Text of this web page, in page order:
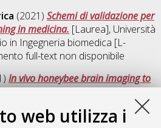
web utilizza i
(2021)Schemi di validazione per
in medicina. [Laurea], Università
in Ingegneria biomedica [L-
full-text non disponibile
In vivo honeybee brain imaging to
role in the processing of
[Laurea magistrale], Università
in Ingegneria biomedica [LM-